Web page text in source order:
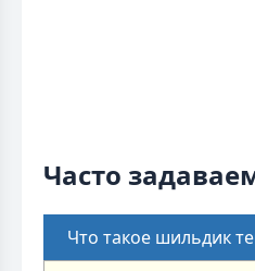
Часто
Что такое шильдик